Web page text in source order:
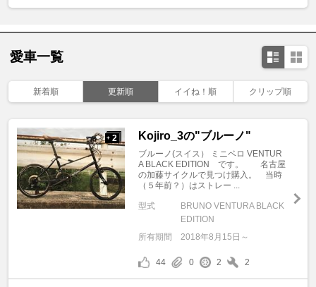
愛車一覧
新着順 更新順 イイね！順 クリップ順
+ 2 Kojiro_3の"ブルーノ"
ブルーノ(スイス） ミニベロ VENTUR
A BLACK EDITION です。 名古屋
の加藤サイクルで見つけ購入。 当時
（５年前？）はストレー ...
型式
BRUNO VENTURA BLACK
EDITION
所有期間
2018年8月15日～
44 0 2 2